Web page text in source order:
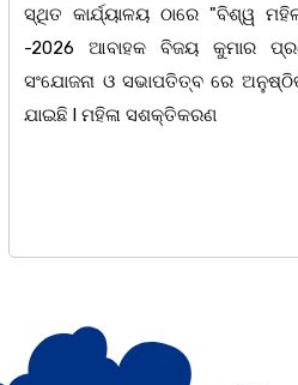
ନିକେତନ ର ଓଡ଼ିଆ ଅସ୍ମିତା ଉପରେ
ନାଟକ "ଖାଣ୍ଟି ସୁନା" ଗୈ।ରୀ
ପ୍ରତିଷ୍ଠାନ, ଖୋର୍ଦ୍ଧା ଆନୁକୁଲ୍ୟରେ
ହୋଇଯାଇଛି। ଡ଼ଃ ପ୍ରଦୀପ ଭୈମିକ ଙ୍କ